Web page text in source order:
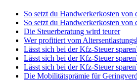
So setzt du Handwerkerkosten von
So setzt du Handwerkerkosten von
Die Steuerberatung wird teurer
Wer profitiert vom
Lässt sich bei der Kfz-Steuer
Lässt sich bei der Kfz-Steuer
Lässt sich bei der Kfz-Steuer
Die Mobilitätsprämie für